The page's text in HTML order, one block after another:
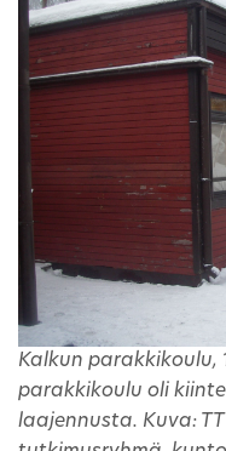
Kalkun parakkikoulu,
parakkikoulu oli
laajennusta. Kuva: